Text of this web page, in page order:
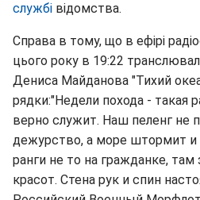
службі відомства.
Справа в тому, що в ефірі
цього року в 19:22
Дениса Майданова "Тихий
рядки:"Недели похода - такая
верно служит. Наш пеленг не
дежурство, а море штормит
ранги не то на гражданке,
красот. Стена рук и спин